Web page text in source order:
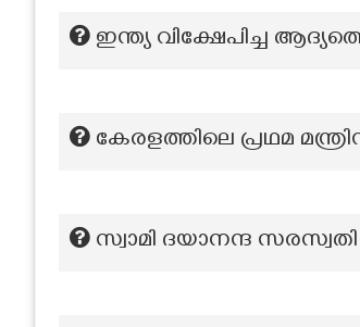
ഇന്ത്യ വിക്ഷേപിച്ച
കേരളത്തിലെ പ്രഥമ
സ്വാമി ദയാനന്ദ